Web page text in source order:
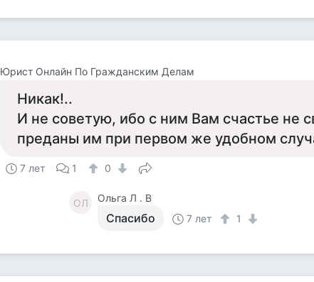
Юрист Онлайн По Гражданским Делам
Никак!..
И не советую, ибо с ним Вам счастье не
преданы им при первом же удобном
7 лет 1 0
ОЛ Ольга Л . В
Спасибо 7 лет 1